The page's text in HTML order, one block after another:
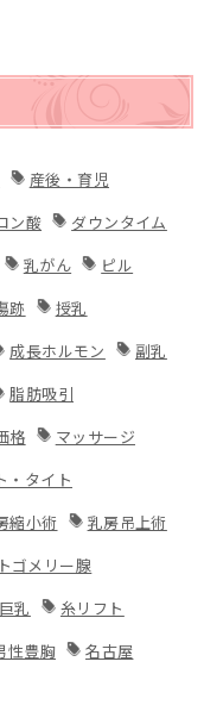
産後・育児
ン酸
ダウンタイム
乳がん
ピル
跡
授乳
成長ホルモン
副乳
脂肪吸引
格
マッサージ
・タイト
縮小術
乳房吊上術
ゴメリー腺
巨乳
糸リフト
性豊胸
名古屋